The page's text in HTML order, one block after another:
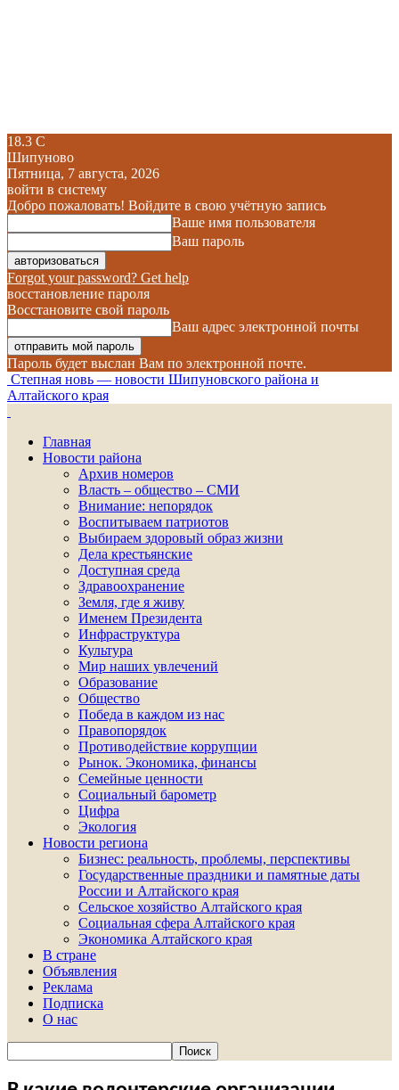
18.3 C
Шипуново
Пятница, 7 августа, 2026
войти в систему
Добро пожаловать! Войдите в свою учётную запись
Ваше имя пользователя
Ваш пароль
Forgot your password? Get help
восстановление пароля
Восстановите свой пароль
Ваш адрес электронной почты
Пароль будет выслан Вам по электронной почте.
Степная новь — новости Шипуновского района и
Алтайского края
Главная
Новости района
Архив номеров
Власть – общество – СМИ
Внимание: непорядок
Воспитываем патриотов
Выбираем здоровый образ жизни
Дела крестьянские
Доступная среда
Здравоохранение
Земля, где я живу
Именем Президента
Инфраструктура
Культура
Мир наших увлечений
Образование
Общество
Победа в каждом из нас
Правопорядок
Противодействие коррупции
Рынок. Экономика, финансы
Семейные ценности
Социальный барометр
Цифра
Экология
Новости региона
Бизнес: реальность, проблемы, перспективы
Государственные праздники и памятные даты
России и Алтайского края
Сельское хозяйство Алтайского края
Социальная сфера Алтайского края
Экономика Алтайского края
В стране
Объявления
Реклама
Подписка
О нас